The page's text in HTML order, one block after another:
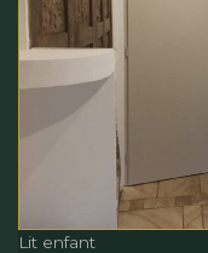
Lit enfant